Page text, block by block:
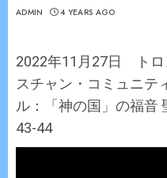
ADMIN 4 YEARS AGO
2022年11月27日 トロ
スチャン・コミュニ
ル：「神の国」の福音
43-44